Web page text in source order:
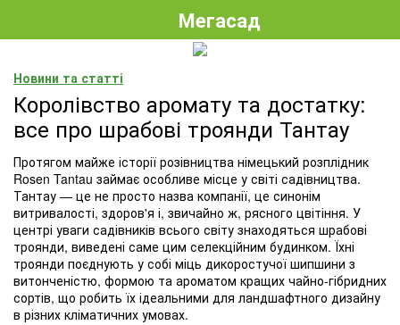
Мегасад
Новини та статті
Королівство аромату та достатку:
все про шрабові троянди Тантау
Протягом майже історії розівництва німецький розплідник
Rosen Tantau займає особливе місце у світі садівництва.
Тантау — це не просто назва компанії, це синонім
витривалості, здоров'я і, звичайно ж, рясного цвітіння. У
центрі уваги садівників всього світу знаходяться шрабові
троянди, виведені саме цим селекційним будинком. Їхні
троянди поєднують у собі міць дикоростучої шипшини з
витонченістю, формою та ароматом кращих чайно-гібридних
сортів, що робить їх ідеальними для ландшафтного дизайну
в різних кліматичних умовах.